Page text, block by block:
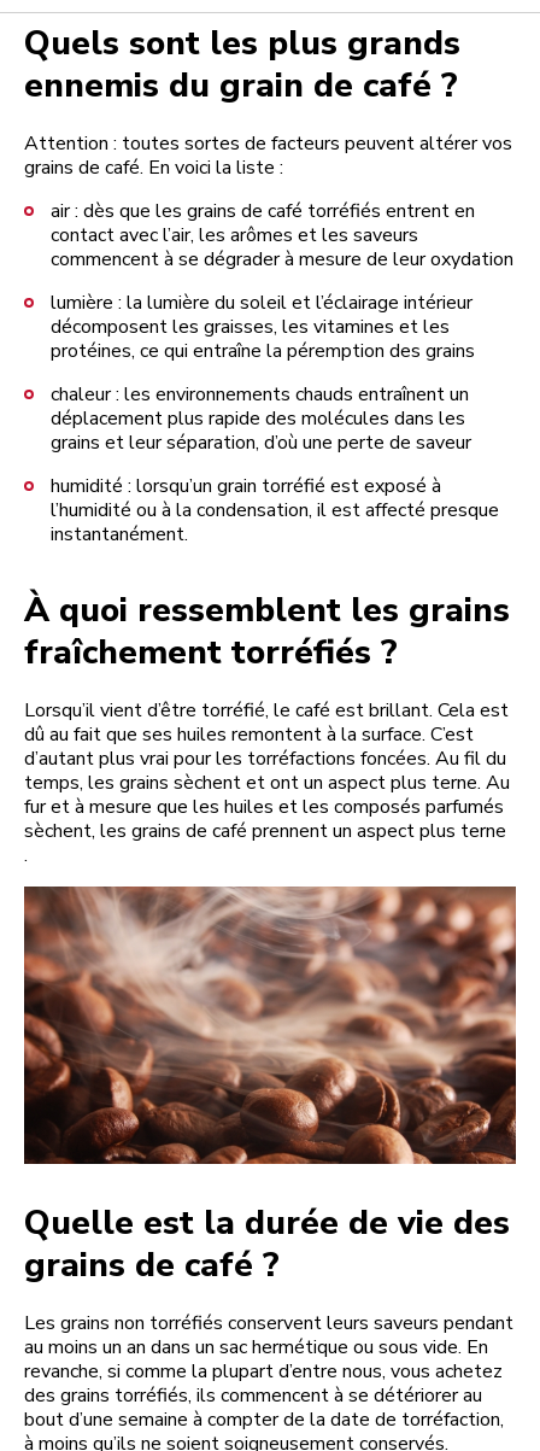
Quels sont les plus grands
ennemis du grain de café ?
Attention : toutes sortes de facteurs peuvent altérer vos
grains de café. En voici la liste :
air : dès que les grains de café torréfiés entrent en
contact avec l’air, les arômes et les saveurs
commencent à se dégrader à mesure de leur oxydation
lumière : la lumière du soleil et l’éclairage intérieur
décomposent les graisses, les vitamines et les
protéines, ce qui entraîne la péremption des grains
chaleur : les environnements chauds entraînent un
déplacement plus rapide des molécules dans les
grains et leur séparation, d’où une perte de saveur
humidité : lorsqu’un grain torréfié est exposé à
l’humidité ou à la condensation, il est affecté presque
instantanément.
À quoi ressemblent les grains
fraîchement torréfiés ?
Lorsqu’il vient d’être torréfié, le café est brillant. Cela est
dû au fait que ses huiles remontent à la surface. C’est
d’autant plus vrai pour les torréfactions foncées. Au fil du
temps, les grains sèchent et ont un aspect plus terne. Au
fur et à mesure que les huiles et les composés parfumés
sèchent, les grains de café prennent un aspect plus terne
.
Quelle est la durée de vie des
grains de café ?
Les grains non torréfiés conservent leurs saveurs pendant
au moins un an dans un sac hermétique ou sous vide. En
revanche, si comme la plupart d’entre nous, vous achetez
des grains torréfiés, ils commencent à se détériorer au
bout d’une semaine à compter de la date de torréfaction,
à moins qu’ils ne soient soigneusement conservés.